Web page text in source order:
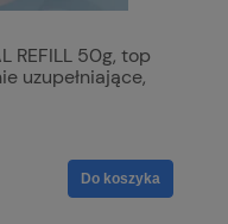
REFILL 50g, top
uzupełniające,
Do koszyka